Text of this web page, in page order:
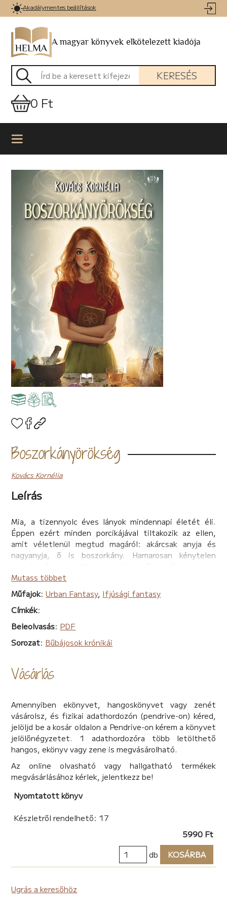
Akadálymentes beállítások
A magyar könyvek elkötelezett kiadója
KERESÉS
0 Ft
Boszorkányörökség
Kovács Kornélia
Leírás
Mia, a tizennyolc éves lányok mindennapi életét éli.
Éppen ezért minden porcikájával tiltakozik az ellen,
amit véletlenül megtud magáról: akárcsak anyja és
nagyanyja, ő is boszorkány. Hamarosan kénytelen
közelebb kerül nagyanyja rejtélyes halálának
megoldásához, úgy sodródik bele a mágia világába – és
persze egyik bajból a másikba!
Kaland, amit körbesző a bűbáj, hogy a fonalak ott
találkozzanak, ahol senki nem számít rá. Egy titkos
szervezet. Sötét erők. Ősi mágia. És egy csetlő-botló,
beavatatlan bűbájos.
Ajánlások:
Kovács Kornélia írónőre egy ETA pályázaton figyeltem
című kézirata, ami engem az első percben elvarázsolt. A
történet tiszta vonalvezetésű, sallangmentes,
tökéletesen érthető és élvezhető. A karakterek jól
kitaláltak, egymást erősítik az események során.
Őszintén remélem, hogy ez az igényesen és mégis
szórakoztatóan megírt ifjúsági regény sok olvasónak
fog felejthetetlen perceket, igazi olvasói élményt adni!
Vásároljátok meg bátran, nem fogtok csalódni benne!
- Sky S.T. (Sütő Éva) író –
különleges fantasy történetet. A szereplők és a
gondolkodásuk valós volt, ahogyan az érzelmeik is. Nem
volt elnyújtva, nem volt felesleges dráma: éppen
annyira volt hosszú, és annyira volt ,,drámai",
amennyire annak kellett lennie. – Bíró Noémi, Helma
A hangulata annyira jó volt teljesen magával ragadott
Mutass többet
Műfajok:Urban Fantasy, Ifjúsági fantasy
Címkék:
Beleolvasás: PDF
Sorozat: Bűbájosok krónikái
Vásárlás
Amennyiben ekönyvet, hangoskönyvet vagy zenét
vásárolsz, és fizikai adathordozón (pendrive-on) kéred,
jelöljd be a kosár oldalon a Pendrive-on kérem a könyvet
jelölőnégyzetet. 1 adathordozóra több letölthető
hangos, ekönyv vagy zene is megvásárolható.
Az online olvasható vagy hallgatható termékek
megvásárlásához kérlek, jelentkezz be!
Nyomtatott könyv
Készletről rendelhető: 17
5990 Ft
db
KOSÁRBA
Ugrás a keresőhöz